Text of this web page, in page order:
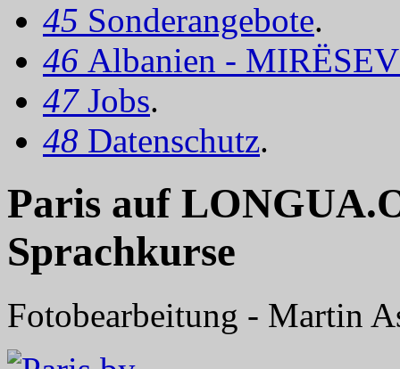
45 Sonderangebote.
46 Albanien -
47 Jobs.
48 Datenschutz.
Paris auf
Sprachkurse
Fotobearbeitung - Martin